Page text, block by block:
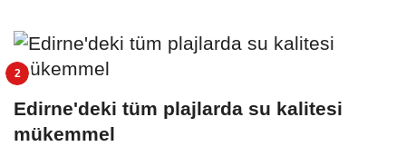
Edirne'deki tüm plajlarda su kalitesi
mükemmel